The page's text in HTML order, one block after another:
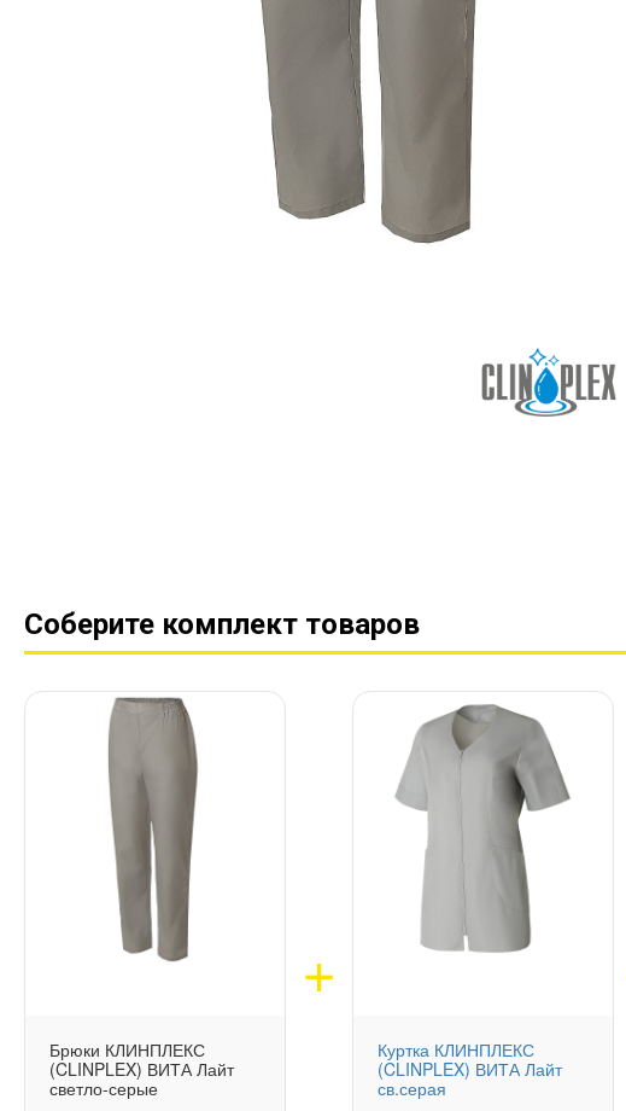
Соберите комплект товаров
Брюки КЛИНПЛЕКС
(CLINPLEX) ВИТА Лайт
светло-серые
Куртка КЛИНПЛЕКС
(CLINPLEX) ВИТА Лайт
св.серая